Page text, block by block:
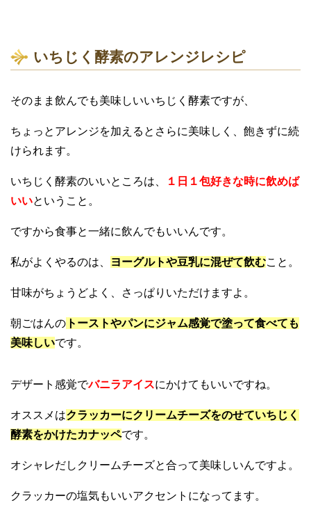
いちじく酵素のアレンジレシピ
そのまま飲んでも美味しいいちじく酵素ですが、
ちょっとアレンジを加えるとさらに美味しく、飽きずに続
けられます。
いちじく酵素のいいところは、
１日１包好きな時に飲めば
いいということ。
ですから食事と一緒に飲んでもいいんです。
私がよくやるのは、 ヨーグルトや豆乳に混ぜて飲むこと。
甘味がちょうどよく、さっぱりいただけますよ。
朝ごはんの トーストやパンにジャム感覚で塗って食べても
美味しいです。
デザート感覚でバニラアイスにかけてもいいですね。
オススメはクラッカーにクリームチーズをのせていちじく
酵素をかけたカナッペです。
オシャレだしクリームチーズと合って美味しいんですよ。
クラッカーの塩気もいいアクセントになってます。